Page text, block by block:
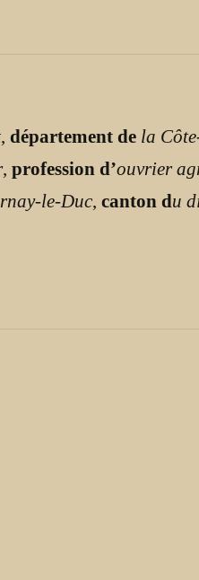
, département de la
, profession d’ouvrier
le-Duc canton du